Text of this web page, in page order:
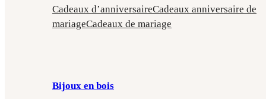
Cadeaux d’anniversaireCadeaux anniversaire de
mariageCadeaux de mariage
Bijoux en bois